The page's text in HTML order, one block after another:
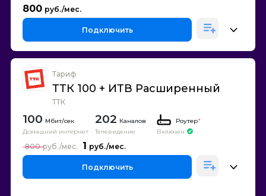
800
Подключить
Тариф
ТТК 100 + ИТВ Расширенный
ТТК
100
Домашний интернет
202 Каналов
Телевидение
Роутер*
Включен
1
800
Подключить